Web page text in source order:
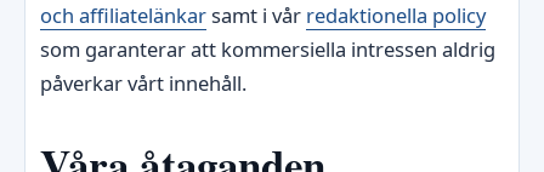
och affiliatelänkarsamt i vår redaktionella policy
som garanterar att kommersiella intressen aldrig
påverkar vårt innehåll.